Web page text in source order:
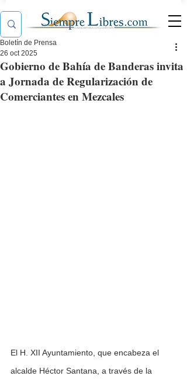
Gobierno de Bahía de Banderas invita
a Jornada de Regularización de
Comerciantes en Mezcales
Boletín de Prensa
26 oct 2025
El H. XII Ayuntamiento, que encabeza el
alcalde Héctor Santana, a través de la